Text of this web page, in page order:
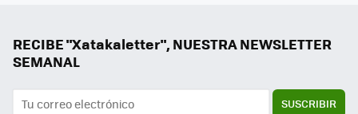
RECIBE "Xatakaletter", NUESTRA NEWSLETTER
SEMANAL
SUSCRIBIR